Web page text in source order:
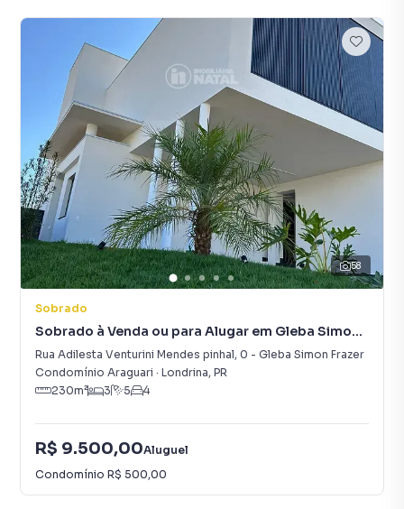
58
Sobrado
Sobrado à Venda ou para Alugar em Gleba Simon
Frazer
Rua Adilesta Venturini Mendes pinhal, 0 - Gleba Simon Frazer
Condomínio Araguari · Londrina, PR
230m² 3 5 4
R$ 9.500,00Aluguel
Condomínio R$ 500,00